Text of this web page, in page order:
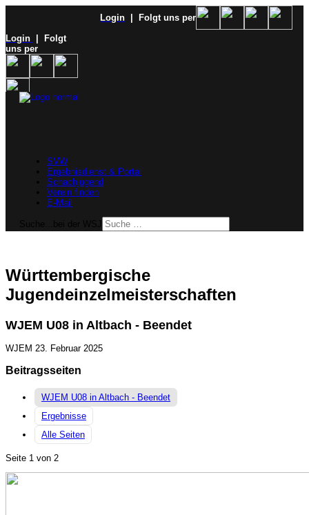
Login
| Folgt uns per
Login
| Folgt
uns per
SVW
Ergebnisdienst & Portal
Schachjugend
Verein finden
E-Mail
Württembergische
Jugendeinzelmeisterschaften
WJEM U08 in Altbach - Beendet
WJEM 23. Februar 2025
Beitragsseiten
WJEM U08 in Altbach - Beendet
Ergebnisse
Alle Seiten
Seite 1 von 2